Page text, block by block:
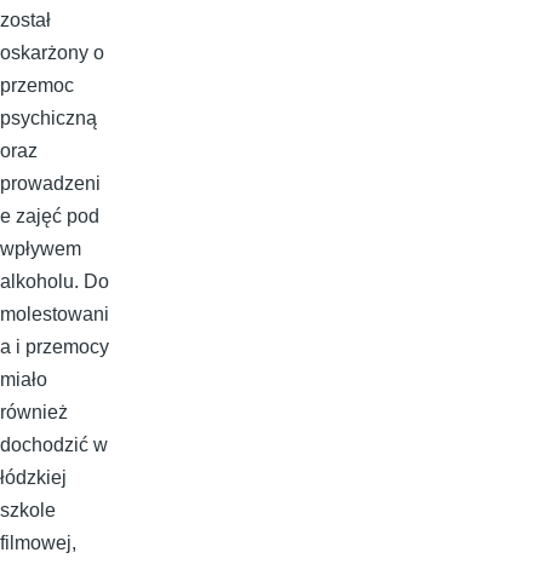
został
oskarżony o
przemoc
psychiczną
oraz
prowadzeni
e zajęć pod
wpływem
alkoholu. Do
molestowani
a i przemocy
miało
również
dochodzić w
łódzkiej
szkole
filmowej,